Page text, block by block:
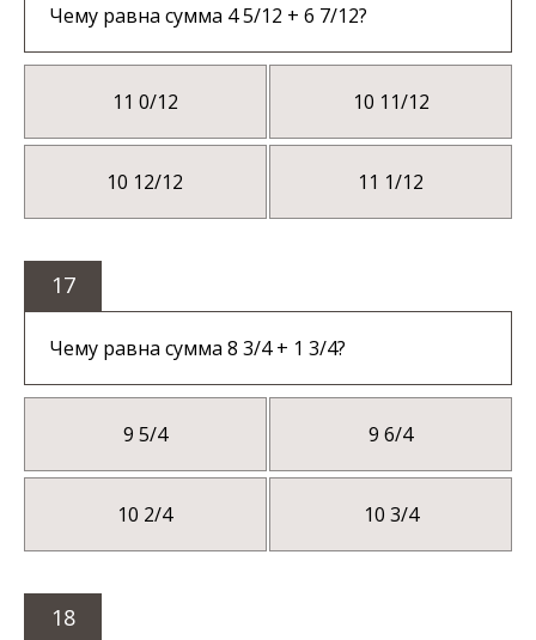
Чему равна сумма 4 5/12 + 6 7/12?
11 0/12 10 11/12
10 12/12 11 1/12
17
Чему равна сумма 8 3/4 + 1 3/4?
9 5/4 9 6/4
10 2/4 10 3/4
18